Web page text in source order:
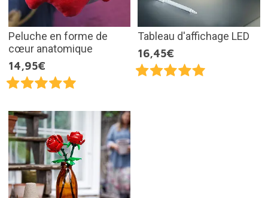
Peluche en forme de
cœur anatomique
14,95€
Tableau d'affichage LED
16,45€